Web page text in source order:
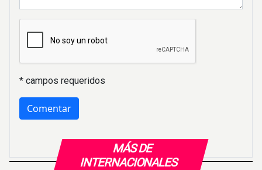
MÁS DE
INTERNACIONALES
* campos requeridos